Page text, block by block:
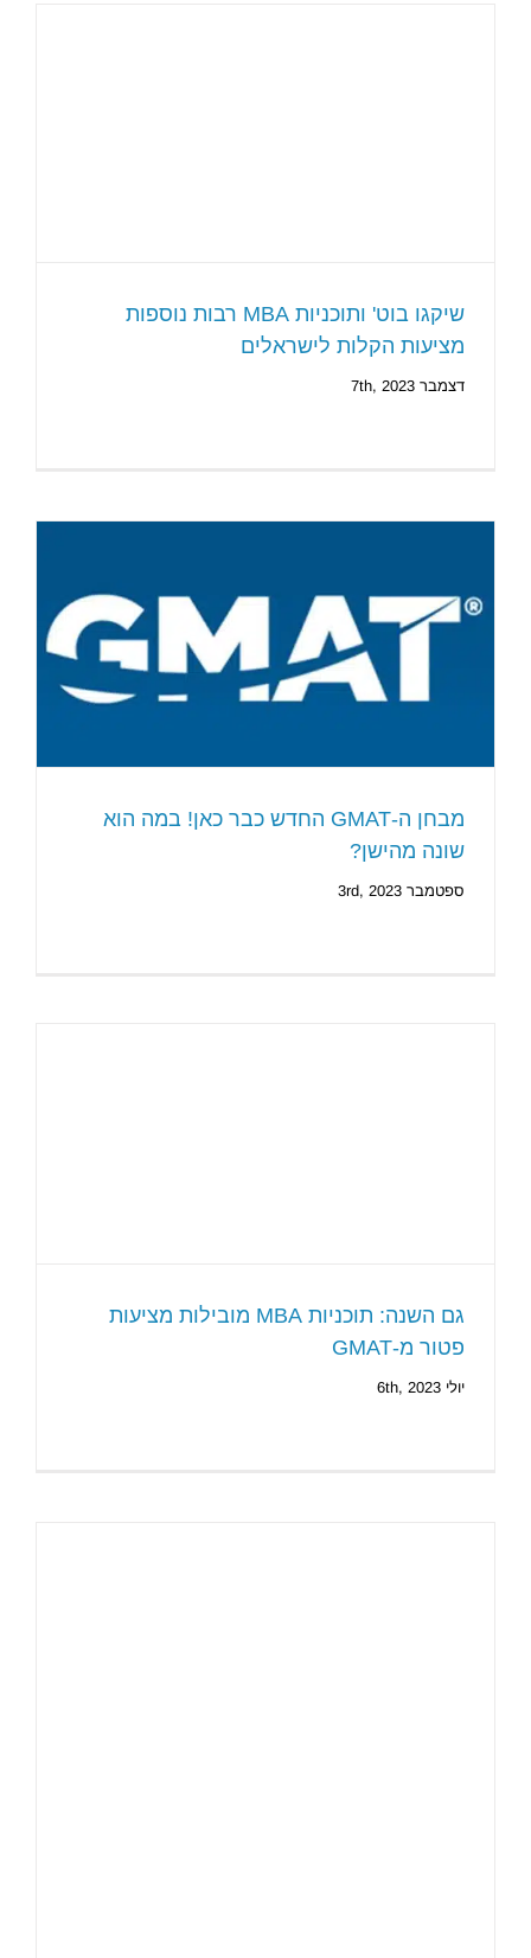
שיקגו בוט' ותוכניות MBA רבות נוספות
מציעות הקלות לישראלים
דצמבר 7th, 2023
מבחן ה-GMAT החדש כבר כאן! במה הוא
שונה מהישן?
ספטמבר 3rd, 2023
גם השנה: תוכניות MBA מובילות מציעות
פטור מ-GMAT
יולי 6th, 2023